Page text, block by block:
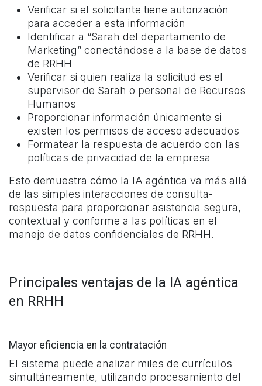
Verificar si el solicitante tiene autorización
para acceder a esta información
Identificar a “Sarah del departamento de
Marketing” conectándose a la base de datos
de RRHH
Verificar si quien realiza la solicitud es el
supervisor de Sarah o personal de Recursos
Humanos
Proporcionar información únicamente si
existen los permisos de acceso adecuados
Formatear la respuesta de acuerdo con las
políticas de privacidad de la empresa
Esto demuestra cómo la IA agéntica va más allá
de las simples interacciones de consulta-
respuesta para proporcionar asistencia segura,
contextual y conforme a las políticas en el
manejo de datos confidenciales de RRHH.
Principales ventajas de la IA agéntica
en RRHH
Mayor eficiencia en la contratación
El sistema puede analizar miles de currículos
simultáneamente, utilizando procesamiento del